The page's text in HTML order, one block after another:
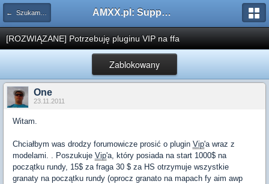
← Szukam pluginu AMXX.pl: Support AMX Mod X i SourceMod
[ROZWIĄZANE] Potrzebuję pluginu VIP na ffa
Zablokowany
One
23.11.2011
Witam.
Chciałbym was drodzy forumowicze prosić o plugin Vip'a wraz z
modelami. . Poszukuje Vip'a, który posiada na start 1000$ na
początku rundy, 15$ za fraga 30 $ za HS otrzymuje wszystkie
granaty na początku rundy (oprocz granato na mapach fy aim awp